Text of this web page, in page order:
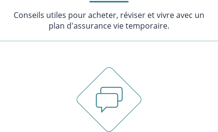
Conseils utiles pour acheter, réviser et vivre avec un
plan d'assurance vie temporaire.